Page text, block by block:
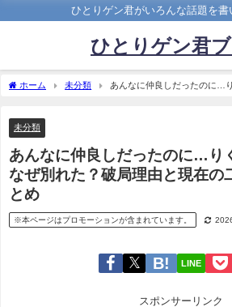
ひとりゲン君がいろんな話題を書
ひとりゲン君
ホーム 未分類
あんなに仲良しだったのに…
未分類
あんなに仲良しだったのに…り
なぜ別れた？破局理由と現在の
とめ
※本ページはプロモーションが含まれています。
LINE
スポンサーリンク